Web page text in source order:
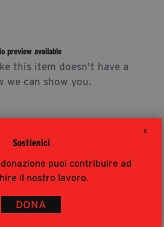
X
Sostienici
puoi contribuire ad
il nostro lavoro.
DONA
preview available
this item doesn't have a
we can show you.
al festival ai
accesso-